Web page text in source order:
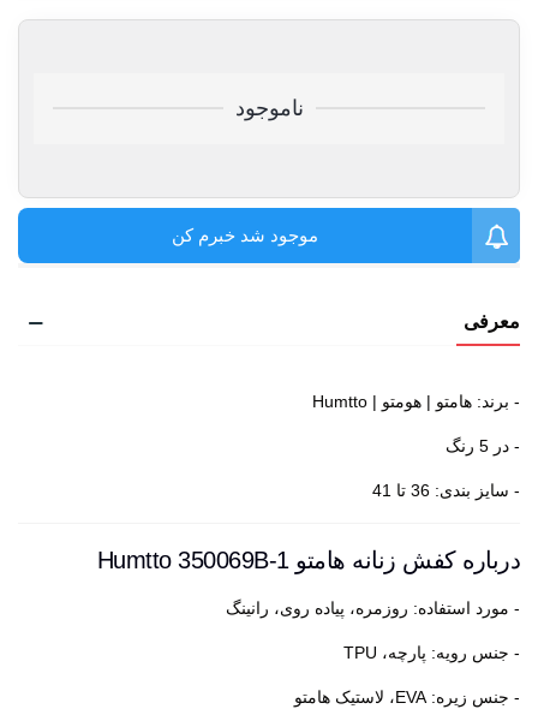
ناموجود
موجود شد خبرم کن
معرفی
- برند: هامتو | هومتو | Humtto
- در 5 رنگ
- سایز بندی: 36 تا 41
درباره کفش زنانه هامتو Humtto 350069B-1
- مورد استفاده: روزمره، پیاده روی، رانینگ
- جنس رویه: پارچه، TPU
- جنس زیره: EVA، لاستیک هامتو